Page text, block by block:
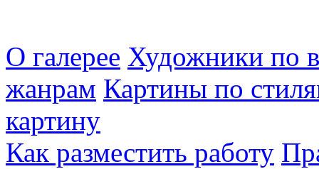
О галерее Художники по
жанрам Картины по
картину
Как разместить работу